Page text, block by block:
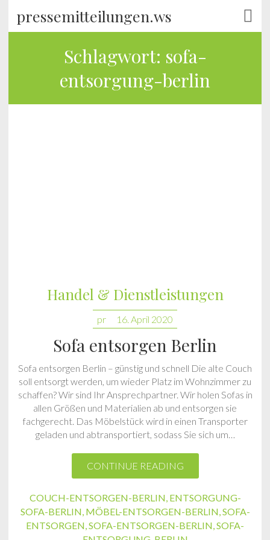
pressemitteilungen.ws
Schlagwort: sofa-
entsorgung-berlin
Handel & Dienstleistungen
pr 16. April 2020
Sofa entsorgen Berlin
Sofa entsorgen Berlin – günstig und schnell Die alte Couch
soll entsorgt werden, um wieder Platz im Wohnzimmer zu
schaffen? Wir sind Ihr Ansprechpartner. Wir holen Sofas in
allen Größen und Materialien ab und entsorgen sie
fachgerecht. Das Möbelstück wird in einen Transporter
geladen und abtransportiert, sodass Sie sich um…
CONTINUE READING
COUCH-ENTSORGEN-BERLIN, ENTSORGUNG-
SOFA-BERLIN, MÖBEL-ENTSORGEN-BERLIN,SOFA-
ENTSORGEN,SOFA-ENTSORGEN-BERLIN,SOFA-